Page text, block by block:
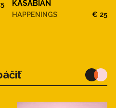
KASABIAN
HAPPENINGS € 25